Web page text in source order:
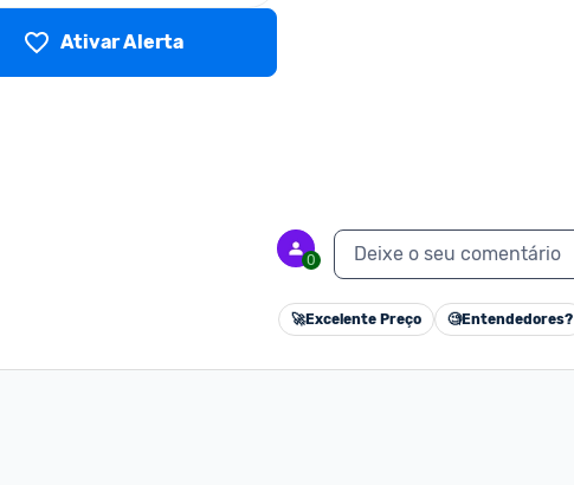
Ativar Alerta
0 Deixe o seu comentário
🚀Excelente Preço 🧐Entendedores?